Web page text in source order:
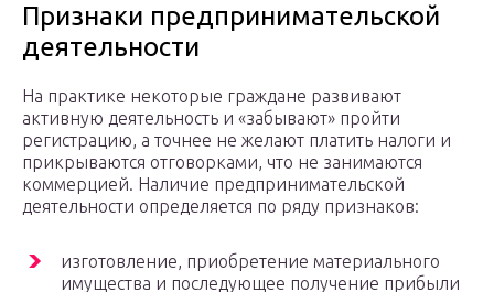
Признаки предпринимательской
деятельности
На практике некоторые граждане развивают
активную деятельность и «забывают» пройти
регистрацию, а точнее не желают платить налоги и
прикрываются отговорками, что не занимаются
коммерцией. Наличие предпринимательской
деятельности определяется по ряду признаков:
изготовление, приобретение материального
имущества и последующее получение прибыли